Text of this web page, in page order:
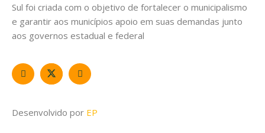
Sul foi criada com o objetivo de fortalecer o municipalismo
e garantir aos municípios apoio em suas demandas junto
aos governos estadual e federal
Desenvolvido por EP